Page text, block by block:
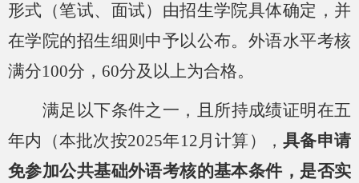
形式（笔试、面试）由招生学院具体确定， 并
在学院的招生细则中予以公布。外语水平考核
满分100分，60分及以上为合格。
满足以下条件之一，且所持成绩证明在五
年内（本批次按2025年12月计算），具备申请
免参加公共基础外语考核的基本条件，是否实